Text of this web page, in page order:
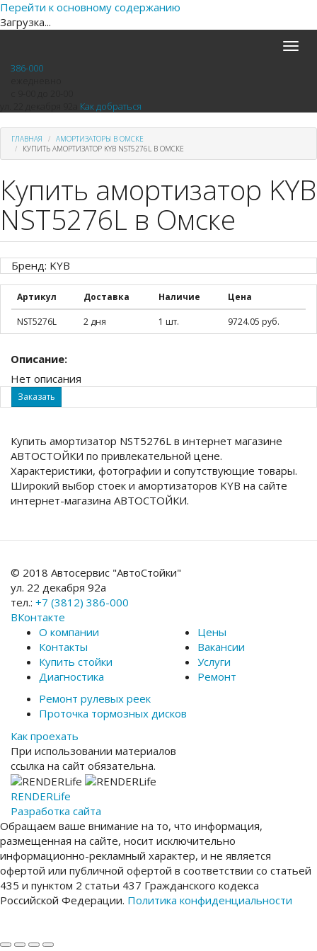
Перейти к основному содержанию
Загрузка...
Toggle
386-000
Как добраться
ГЛАВНАЯ
АМОРТИЗАТОРЫ В ОМСКЕ
КУПИТЬ АМОРТИЗАТОР KYB NST5276L В ОМСКЕ
Купить амортизатор KYB
NST5276L в Омске
Бренд: KYB
Артикул Доставка Наличие Цена
NST5276L 2 дня 1 шт. 9724.05 руб.
Описание:
Нет описания
Заказать
Купить амортизатор NST5276L в интернет магазине
АВТОСТОЙКИ по привлекательной цене.
Характеристики, фотографии и сопутствующие товары.
Широкий выбор стоек и амортизаторов KYB на сайте
интернет-магазина АВТОСТОЙКИ.
© 2018 Автосервис "АвтоСтойки"
ул. 22 декабря 92а
тел.: +7 (3812) 386-000
ВКонтакте
О компании
Контакты
Купить стойки
Диагностика
Цены
Вакансии
Услуги
Ремонт
Ремонт рулевых реек
Проточка тормозных дисков
Как проехать
При использовании материалов
ссылка на сайт обязательна.
RENDERLife
Разработка сайта
Обращаем ваше внимание на то, что информация,
размещенная на сайте, носит исключительно
информационно-рекламный характер, и не является
офертой или публичной офертой в соответствии со статьей
435 и пунктом 2 статьи 437 Гражданского кодекса
Российской Федерации. Политика конфиденциальности